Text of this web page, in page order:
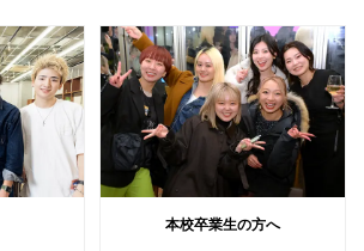
本校卒業生の方へ